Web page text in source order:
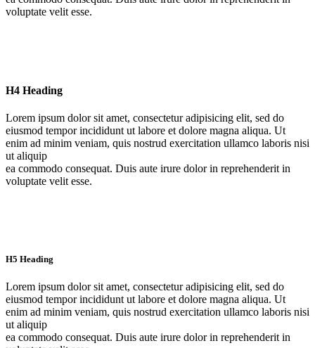
voluptate velit esse.
H4 Heading
Lorem ipsum dolor sit amet, consectetur adipisicing elit, sed do
eiusmod tempor incididunt ut labore et dolore magna aliqua. Ut
enim ad minim veniam, quis nostrud exercitation ullamco laboris nisi
ut aliquip
ea commodo consequat. Duis aute irure dolor in reprehenderit in
voluptate velit esse.
H5 Heading
Lorem ipsum dolor sit amet, consectetur adipisicing elit, sed do
eiusmod tempor incididunt ut labore et dolore magna aliqua. Ut
enim ad minim veniam, quis nostrud exercitation ullamco laboris nisi
ut aliquip
ea commodo consequat. Duis aute irure dolor in reprehenderit in